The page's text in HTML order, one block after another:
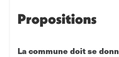
Propositions
La commune doit se